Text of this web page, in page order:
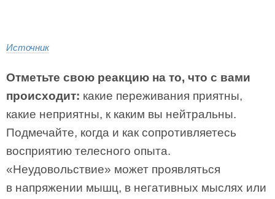
Источник
Отметьте свою реакцию на то, что с вами
происходит: какие переживания приятны,
какие неприятны, к каким вы нейтральны.
Подмечайте, когда и как сопротивляетесь
восприятию телесного опыта.
«Неудовольствие» может проявляться
в напряжении мышц, в негативных мыслях или